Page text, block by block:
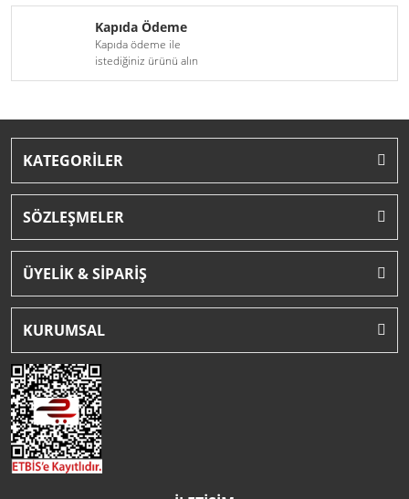
Kapıda Ödeme
Kapıda ödeme ile
istediğiniz ürünü alın
KATEGORİLER
SÖZLEŞMELER
ÜYELİK & SİPARİŞ
KURUMSAL